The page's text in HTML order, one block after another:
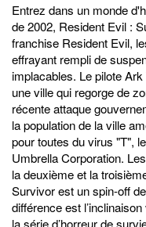
Entrez dans un monde
de 2002, Resident Evil :
franchise Resident Evil,
effrayant rempli de
implacables. Le pilote
une ville qui regorge de
récente attaque
la population de la ville
pour toutes du virus "T",
Umbrella Corporation.
la deuxième et la
Survivor est un spin-off
différence est
la série d’horreur de